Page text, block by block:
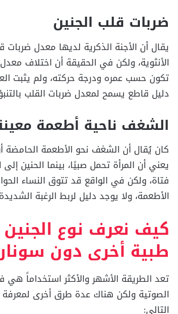
ضربات قلب الجنين
يقال أن الأجنة الذكرية لديها معدل ضربات
الأنثوية، ولكن في الحقيقة أن اختلاف
تكون حسب عمره ودرجة حركته، ولم يثبت
دليل قاطع يسمح لمعدل ضربات القلب
الشغف ناحية أطعمة
كان يُقال أن الشغف نحو الأطعمة الحامضة
يعني أن المرأة تحمل صبيًا، بينما الحنين
فتاة، ولكن في الواقع قد تتوق النساء
الأطعمة، ولا يوجد دليل لربط الرغبة
كيف نعرف نوع
طبية أخرى دون
تعد الطريقة الأشهر والأكثر استخداماً
الصوتية ولكن هناك عدة طرق أخرى لمعرفة
التالي: